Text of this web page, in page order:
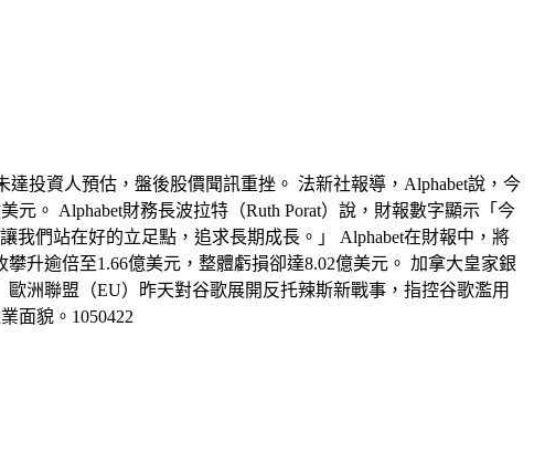
達投資人預估，盤後股價聞訊重挫。 法新社報導，Alphabet說，今
。 Alphabet財務長波拉特（Ruth Porat）說，財報數字顯示「今
我們站在好的立足點，追求長期成長。」 Alphabet在財報中，將
升逾倍至1.66億美元，整體虧損卻達8.02億美元。 加拿大皇家銀
洲聯盟（EU）昨天對谷歌展開反托辣斯新戰事，指控谷歌濫用
面貌。1050422